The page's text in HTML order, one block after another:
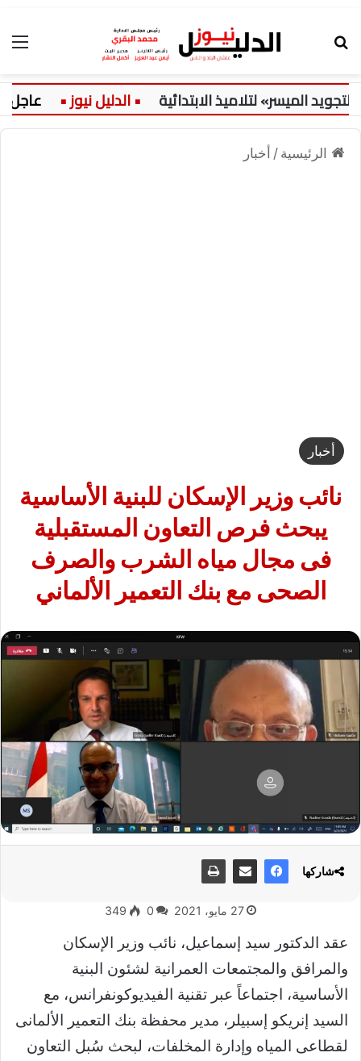
الميسر» لتلاميذ الابتدائية عاجل:
الرئيسية / أخبار
أخبار
نائب وزير الإسكان للبنية الأساسية
يبحث فرص التعاون المستقبلية
فى مجال مياه الشرب والصرف
الصحى مع بنك التعمير الألماني
27 مايو، 2021 0
349
عقد الدكتور سيد إسماعيل، نائب وزير الإسكان
والمرافق والمجتمعات العمرانية لشئون البنية
الأساسية، اجتماعاً عبر تقنية الفيديوكونفرانس، مع
السيد إنريكو إسبيلر، مدير محفظة بنك التعمير الألمانى
لقطاعى المياه وإدارة المخلفات، لبحث سُبل التعاون
شاركها